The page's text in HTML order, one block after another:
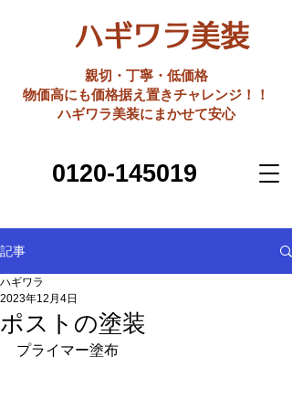
ハギワラ美装
親切・丁寧・低価格
​物価高にも価格据え置きチャレンジ！！
ハギワラ美装にまかせて安心
0120-145019
記事
ポストの塗装
ハギワラ
2023年12月4日
プライマー塗布